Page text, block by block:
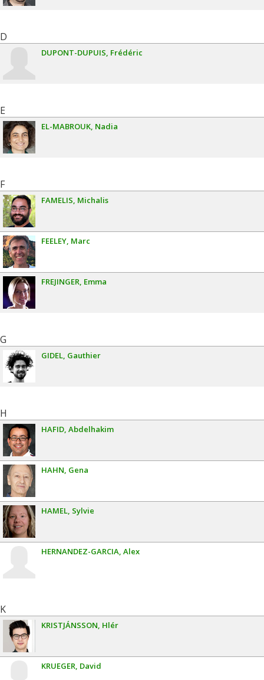
D
DUPONT-DUPUIS Frédéric
E
EL-MABROUK Nadia
F
FAMELIS Michalis
FEELEY Marc
FREJINGER Emma
G
GIDEL Gauthier
H
HAFID Abdelhakim
HAHN Gena
HAMEL Sylvie
HERNANDEZ-GARCIA Alex
K
KRISTJÁNSSON Hlér
KRUEGER David